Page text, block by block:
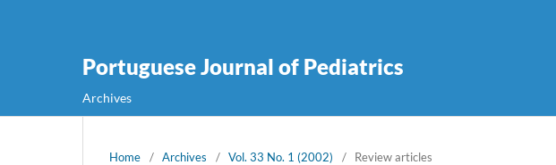
Portuguese Journal of Pediatrics
Archives
Home / Archives / Vol. 33 No. 1 (2002) / Review articles